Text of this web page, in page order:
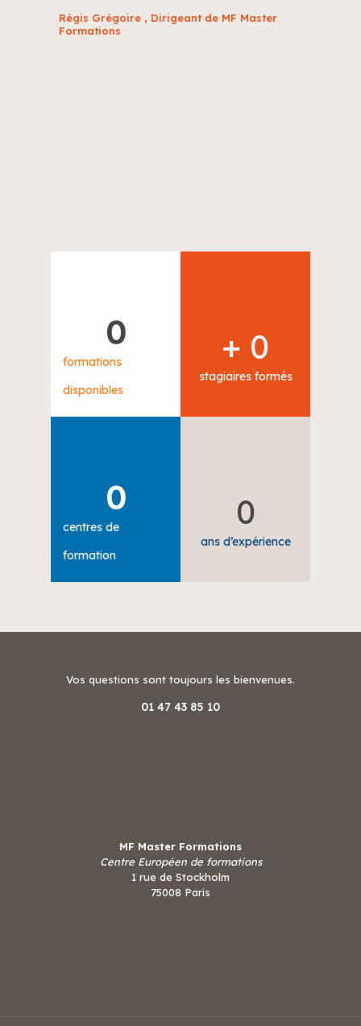
Régis Grégoire , Dirigeant de MF Master
Formations
formations
disponibles
0
stagiaires formés
+ 0
centres de
formation
0
ans d’expérience
0
Vos questions sont toujours les bienvenues.
01 47 43 85 10
MF Master Formations
Centre Européen de formations
1 rue de Stockholm
75008 Paris